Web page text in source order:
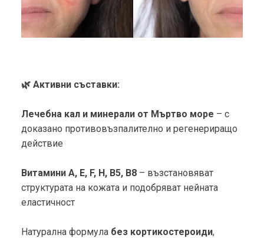
🌿 Активни съставки:
Лечебна кал и минерали от Мъртво море – с
доказано противовъзпалително и регенериращо
действие
Витамини A, E, F, H, B5, B8 – възстановяват
структурата на кожата и подобряват нейната
еластичност
Натурална формула без кортикостероиди,